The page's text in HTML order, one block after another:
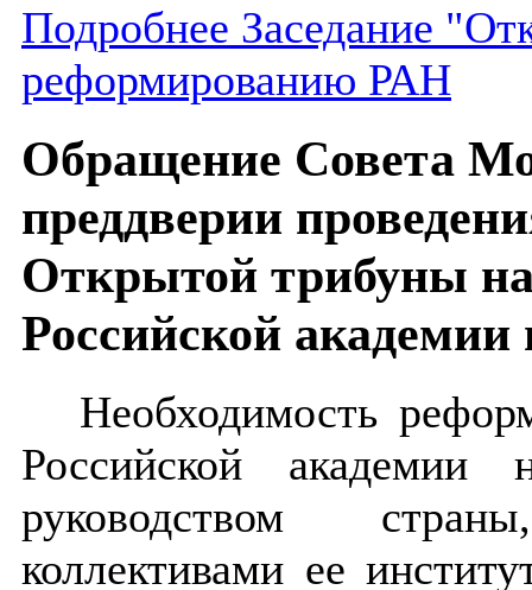
Подробнее Заседание
реформированию РАН
Обращение Совета
преддверии
Открытой трибуны
Российской академии
Необходимость
Российской академии
руководством
коллективами ее